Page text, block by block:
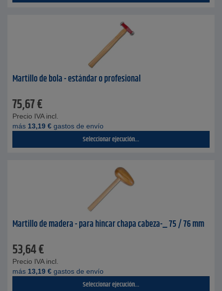
Martillo de bola - estándar o profesional
75,67€
Precio IVA incl.
más 13,19 € gastos de envío
Seleccionar ejecución...
Martillo de madera - para hincar chapa cabeza-_ 75 / 76 mm
53,64€
Precio IVA incl.
más 13,19 € gastos de envío
Seleccionar ejecución...